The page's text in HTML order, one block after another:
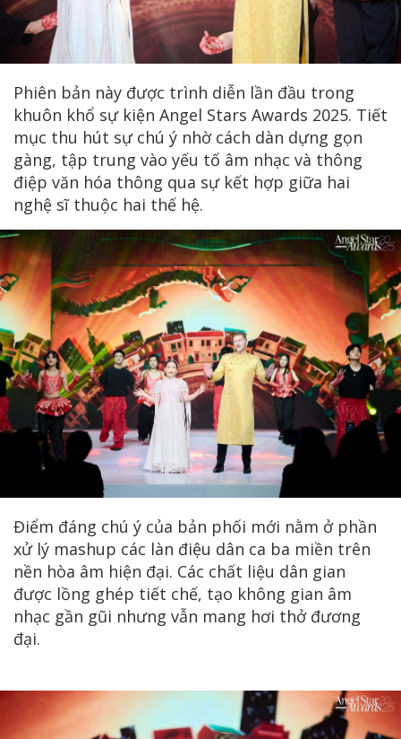
Phiên bản này được trình diễn lần đầu trong
khuôn khổ sự kiện Angel Stars Awards 2025. Tiết
mục thu hút sự chú ý nhờ cách dàn dựng gọn
gàng, tập trung vào yếu tố âm nhạc và thông
điệp văn hóa thông qua sự kết hợp giữa hai
nghệ sĩ thuộc hai thế hệ.
Điểm đáng chú ý của bản phối mới nằm ở phần
xử lý mashup các làn điệu dân ca ba miền trên
nền hòa âm hiện đại. Các chất liệu dân gian
được lồng ghép tiết chế, tạo không gian âm
nhạc gần gũi nhưng vẫn mang hơi thở đương
đại.